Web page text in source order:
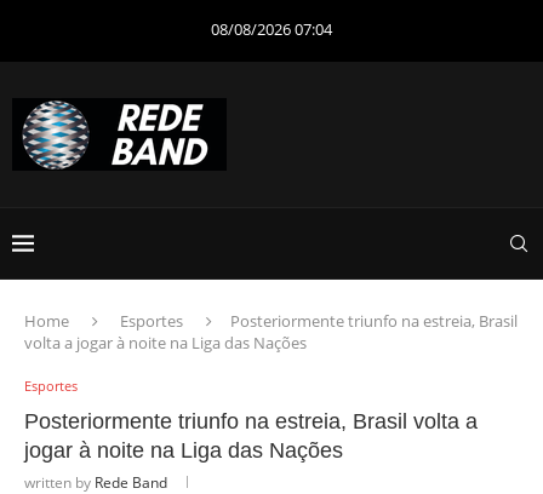
08/08/2026 07:04
Home Esportes
Posteriormente triunfo na estreia, Brasil
volta a jogar à noite na Liga das Nações
Esportes
Posteriormente triunfo na estreia, Brasil volta a
jogar à noite na Liga das Nações
written by Rede Band